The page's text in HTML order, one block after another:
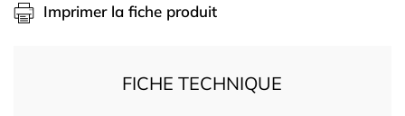
Imprimer la fiche produit
FICHE TECHNIQUE